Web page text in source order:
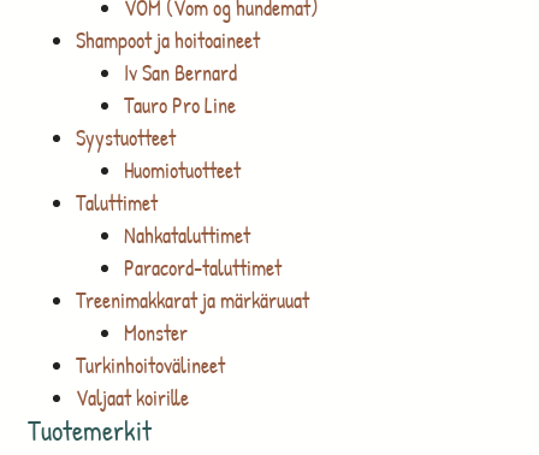
VOM (Vom og hundemat)
Shampoot ja hoitoaineet
Iv San Bernard
Tauro Pro Line
Syystuotteet
Huomiotuotteet
Taluttimet
Nahkataluttimet
Paracord-taluttimet
Treenimakkarat ja märkäruuat
Monster
Turkinhoitovälineet
Valjaat koirille
Tuotemerkit